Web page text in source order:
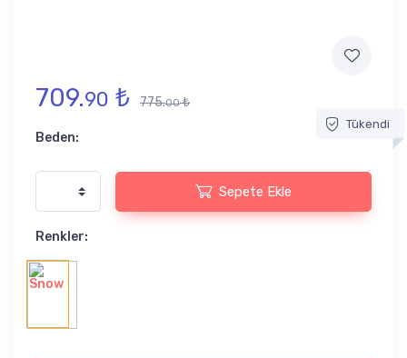
709.90 ₺ 775.00₺
Tükendi
Beden:
Sepete Ekle
Renkler: